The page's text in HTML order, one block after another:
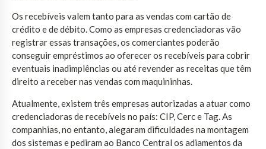
Os recebíveis valem tanto para as vendas com cartão de
crédito e de débito. Como as empresas credenciadoras vão
registrar essas transações, os comerciantes poderão
conseguir empréstimos ao oferecer os recebíveis para cobrir
eventuais inadimplências ou até revender as receitas que têm
direito a receber nas vendas com maquininhas.
Atualmente, existem três empresas autorizadas a atuar como
credenciadoras de recebíveis no país: CIP, Cerc e Tag. As
companhias, no entanto, alegaram dificuldades na montagem
dos sistemas e pediram ao Banco Central os adiamentos da